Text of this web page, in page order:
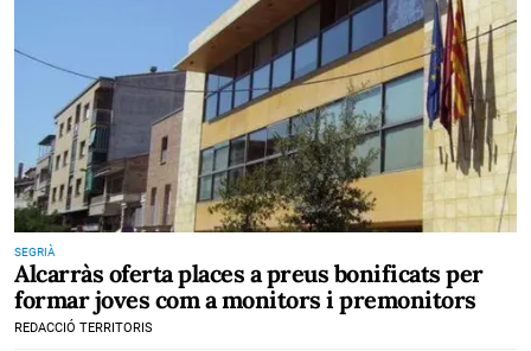
SEGRIÀ
Alcarràs oferta places a preus bonificats per
formar joves com a monitors i premonitors
REDACCIÓ TERRITORIS